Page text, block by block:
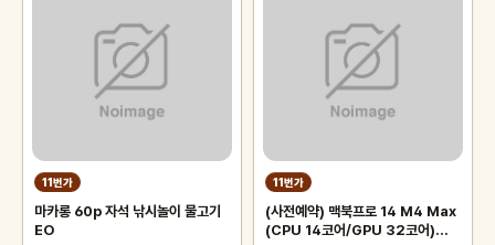
11번가
마카롱 60p 자석 낚시놀이 물고기
EO
11번가
(사전예약) 맥북프로 14 M4 Max
(CPU 14코어/GPU 32코어)